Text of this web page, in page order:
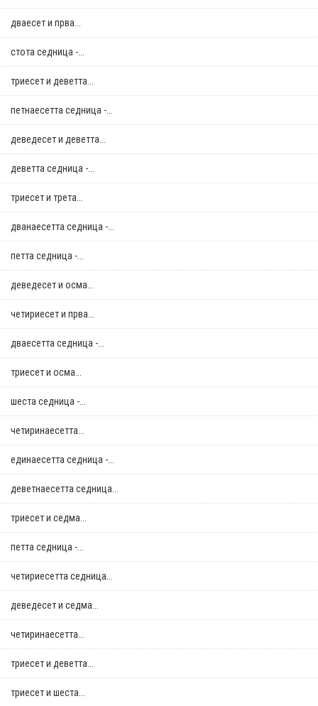
дваесет и прва...
стотa седница -...
триесет и деветта...
петнаесетта седница -...
деведесет и деветта...
деветта седница -...
триесет и трета...
дванаесетта седница -...
петта седница -...
деведесет и осма...
четириесет и прва...
дваесетта седница -...
триесет и осма...
шеста седница -...
четиринаесетта...
единаесетта седница -...
деветнаесетта седница...
триесет и седма...
петта седница -...
четириесетта седница...
деведесет и седма...
четиринаесетта...
триесет и деветта...
триесет и шеста...